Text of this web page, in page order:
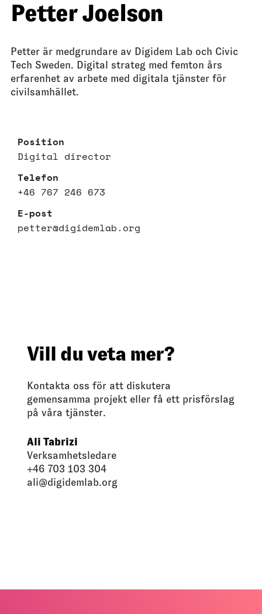
Position
Digital director
Telefon
+46 767 246 673
E-post
petter@digidemlab.org
Petter Joelson
Petter är medgrundare av Digidem Lab och Civic
Tech Sweden. Digital strateg med femton års
erfarenhet av arbete med digitala tjänster för
civilsamhället.
Vill du veta mer?
Kontakta oss för att diskutera
gemensamma projekt eller få ett prisförslag
på våra tjänster.
Ali Tabrizi
Verksamhetsledare
+46 703 103 304
ali@digidemlab.org